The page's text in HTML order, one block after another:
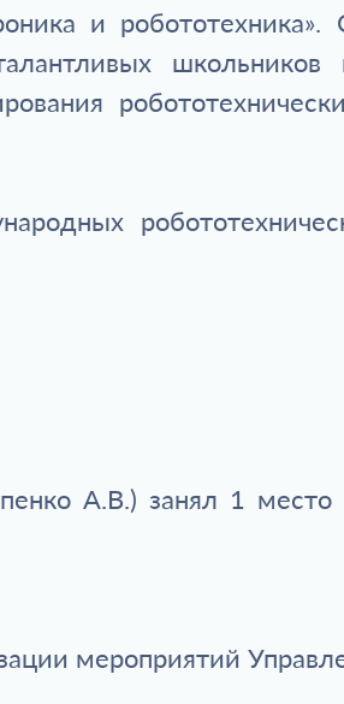
и робототехника».
А.В.) занял 1
мероприятий